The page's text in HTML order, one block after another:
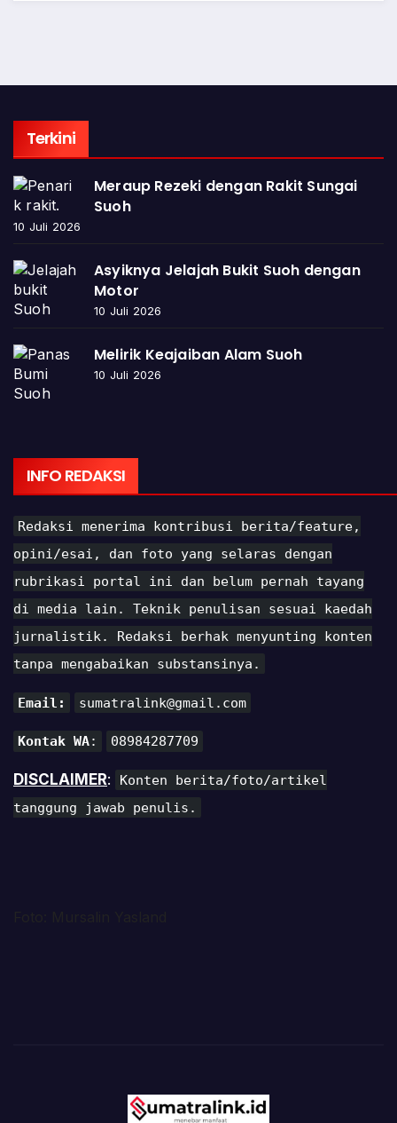
Terkini
Meraup Rezeki dengan Rakit Sungai
Suoh
10 Juli 2026
Asyiknya Jelajah Bukit Suoh dengan
Motor
10 Juli 2026
Melirik Keajaiban Alam Suoh
10 Juli 2026
INFO REDAKSI
Redaksi menerima kontribusi berita/feature,
opini/esai, dan foto yang selaras dengan
rubrikasi portal ini dan belum pernah tayang
di media lain. Teknik penulisan sesuai kaedah
jurnalistik. Redaksi berhak menyunting konten
tanpa mengabaikan substansinya.
Email: sumatralink@gmail.com
Kontak WA: 08984287709
DISCLAIMER:
Konten berita/foto/artikel
tanggung jawab penulis.